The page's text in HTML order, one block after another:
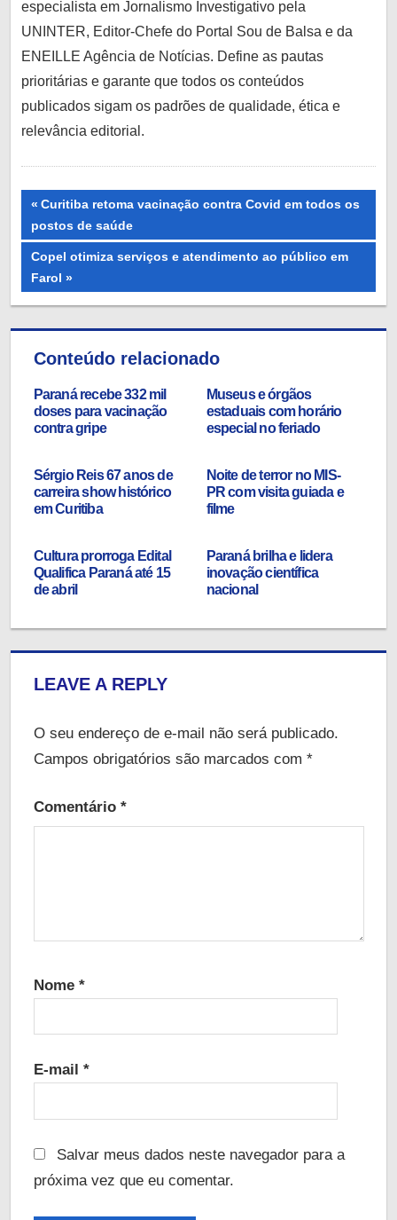
especialista em Jornalismo Investigativo pela
UNINTER, Editor-Chefe do Portal Sou de Balsa e da
ENEILLE Agência de Notícias. Define as pautas
prioritárias e garante que todos os conteúdos
publicados sigam os padrões de qualidade, ética e
relevância editorial.
Navegação
de
Post
Previous
Post:
Curitiba retoma vacinação contra Covid em todos os
postos de saúde
Next
Post:
Copel otimiza serviços e atendimento ao público em
Farol
Conteúdo relacionado
Paraná recebe 332 mil
doses para vacinação
contra gripe
Museus e órgãos
estaduais com horário
especial no feriado
Sérgio Reis 67 anos de
carreira show histórico
em Curitiba
Noite de terror no MIS-
PR com visita guiada e
filme
Cultura prorroga Edital
Qualifica Paraná até 15
de abril
Paraná brilha e lidera
inovação científica
nacional
LEAVE A REPLY
O seu endereço de e-mail não será publicado.
Campos obrigatórios são marcados com *
Comentário *
Nome *
E-mail *
Salvar meus dados neste navegador para a
próxima vez que eu comentar.